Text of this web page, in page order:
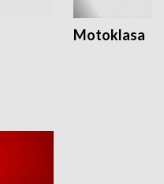
Motoklasa